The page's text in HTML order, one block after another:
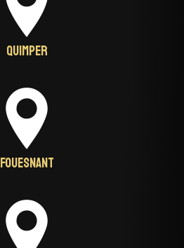
Quimper
Fouesnant